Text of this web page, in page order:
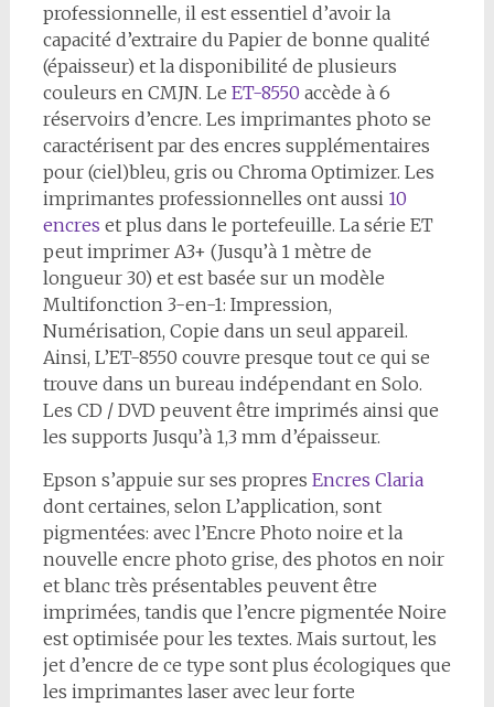
professionnelle, il est essentiel d’avoir la
capacité d’extraire du Papier de bonne qualité
(épaisseur) et la disponibilité de plusieurs
couleurs en CMJN. Le ET-8550 accède à 6
réservoirs d’encre. Les imprimantes photo se
caractérisent par des encres supplémentaires
pour (ciel)bleu, gris ou Chroma Optimizer. Les
imprimantes professionnelles ont aussi 10
encres et plus dans le portefeuille. La série ET
peut imprimer A3+ (Jusqu’à 1 mètre de
longueur 30) et est basée sur un modèle
Multifonction 3-en-1: Impression,
Numérisation, Copie dans un seul appareil.
Ainsi, L’ET-8550 couvre presque tout ce qui se
trouve dans un bureau indépendant en Solo.
Les CD / DVD peuvent être imprimés ainsi que
les supports Jusqu’à 1,3 mm d’épaisseur.
Epson s’appuie sur ses propres Encres Claria
dont certaines, selon L’application, sont
pigmentées: avec l’Encre Photo noire et la
nouvelle encre photo grise, des photos en noir
et blanc très présentables peuvent être
imprimées, tandis que l’encre pigmentée Noire
est optimisée pour les textes. Mais surtout, les
jet d’encre de ce type sont plus écologiques que
les imprimantes laser avec leur forte